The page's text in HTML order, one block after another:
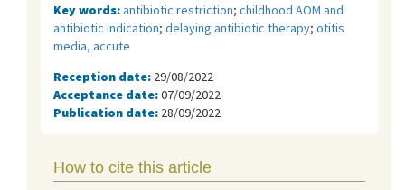
Key words:antibiotic restriction; childhood AOM and
antibiotic indication; delaying antibiotic therapy; otitis
media, accute
Reception date: 29/08/2022
Acceptance date:07/09/2022
Publication date: 28/09/2022
How to cite this article